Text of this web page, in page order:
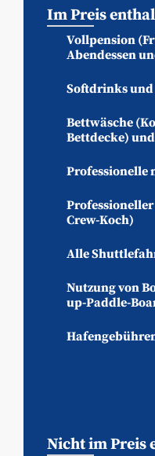
Im Preis
Vollpension
Abendessen
Softdrinks
Bettwäsche
Bettdecke)
Professionelle
Crew-Koch)
Alle
Nutzung von
up-Paddle-
Nicht im Preis